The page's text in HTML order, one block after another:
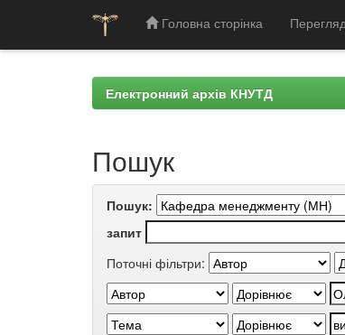
Головна сторінка
Електронний архів КНУТД
Пошук
Пошук:
запит
Поточні фільтри: